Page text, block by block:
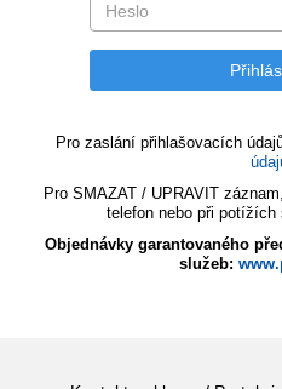
Pro zaslání přihlašovacích
Pro SMAZAT / UPRAVIT
telefon nebo při
Objednávky garantovaného
služeb: